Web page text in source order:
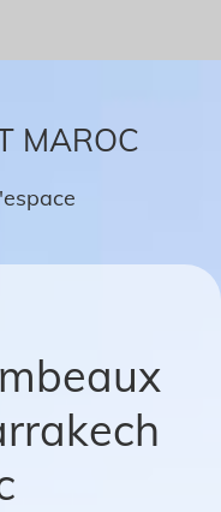
MAROC